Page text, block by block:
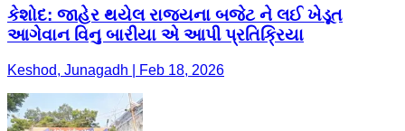
કેશોદ: જાહેર થયેલ રાજ્યના બજેટ ને લઈ ખેડૂત
આગેવાન વિનુ બારીયા એ આપી પ્રતિક્રિયા
Keshod, Junagadh | Feb 18, 2026